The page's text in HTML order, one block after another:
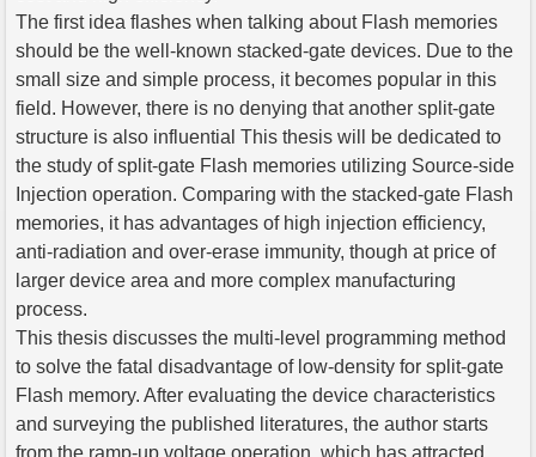
The first idea flashes when talking about Flash memories
should be the well-known stacked-gate devices. Due to the
small size and simple process, it becomes popular in this
field. However, there is no denying that another split-gate
structure is also influential This thesis will be dedicated to
the study of split-gate Flash memories utilizing Source-side
Injection operation. Comparing with the stacked-gate Flash
memories, it has advantages of high injection efficiency,
anti-radiation and over-erase immunity, though at price of
larger device area and more complex manufacturing
process.
This thesis discusses the multi-level programming method
to solve the fatal disadvantage of low-density for split-gate
Flash memory. After evaluating the device characteristics
and surveying the published literatures, the author starts
from the ramp-up voltage operation, which has attracted